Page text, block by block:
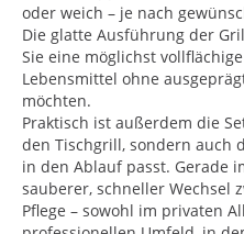
oder weich – je nach
Die glatte Ausführung der
Sie eine möglichst
Lebensmittel ohne
möchten.
Praktisch ist außerdem die
den Tischgrill, sondern auch
in den Ablauf passt. Gerade
sauberer, schneller Wechsel
Pflege – sowohl im privaten